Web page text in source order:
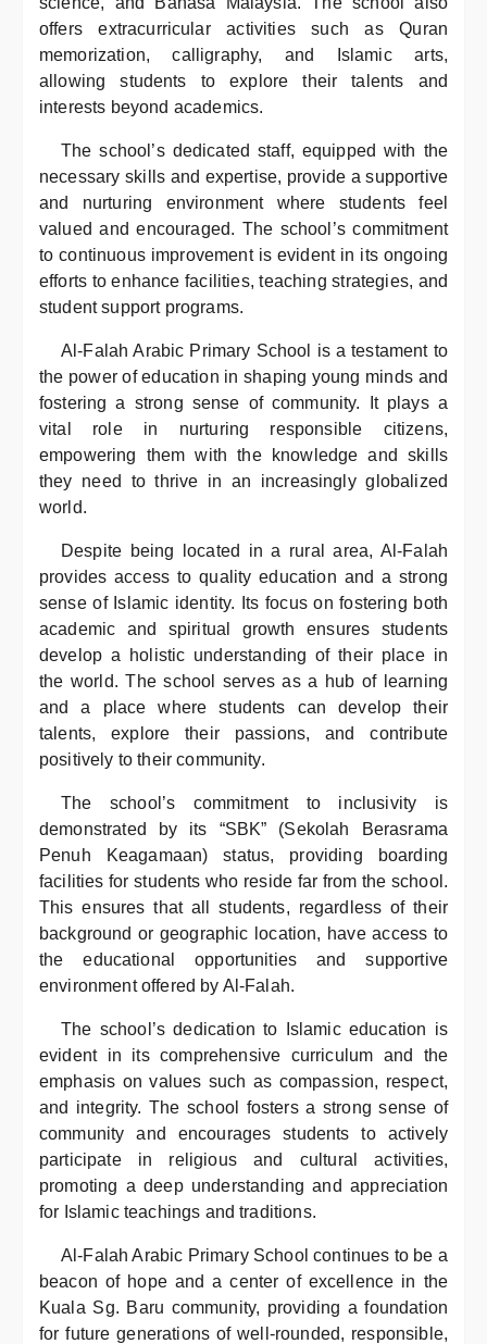
offers extracurricular activities such as Quran
memorization, calligraphy, and Islamic arts,
allowing students to explore their talents and
interests beyond academics.
The school’s dedicated staff, equipped with the
necessary skills and expertise, provide a supportive
and nurturing environment where students feel
valued and encouraged. The school’s commitment
to continuous improvement is evident in its ongoing
efforts to enhance facilities, teaching strategies, and
student support programs.
Al-Falah Arabic Primary School is a testament to
the power of education in shaping young minds and
fostering a strong sense of community. It plays a
vital role in nurturing responsible citizens,
empowering them with the knowledge and skills
they need to thrive in an increasingly globalized
world.
Despite being located in a rural area, Al-Falah
provides access to quality education and a strong
sense of Islamic identity. Its focus on fostering both
academic and spiritual growth ensures students
develop a holistic understanding of their place in
the world. The school serves as a hub of learning
and a place where students can develop their
talents, explore their passions, and contribute
positively to their community.
The school’s commitment to inclusivity is
demonstrated by its “SBK” (Sekolah Berasrama
Penuh Keagamaan) status, providing boarding
facilities for students who reside far from the school.
This ensures that all students, regardless of their
background or geographic location, have access to
the educational opportunities and supportive
environment offered by Al-Falah.
The school’s dedication to Islamic education is
evident in its comprehensive curriculum and the
emphasis on values such as compassion, respect,
and integrity. The school fosters a strong sense of
community and encourages students to actively
participate in religious and cultural activities,
promoting a deep understanding and appreciation
for Islamic teachings and traditions.
Al-Falah Arabic Primary School continues to be a
beacon of hope and a center of excellence in the
Kuala Sg. Baru community, providing a foundation
for future generations of well-rounded, responsible,